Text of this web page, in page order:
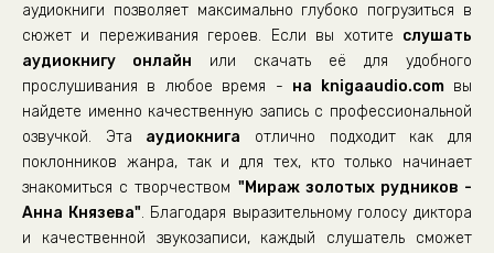
Дорога на север
Подставной
Это они
Плохой человек
Вопрос здоровья и безопасности
За ширмой
аудиокниги позволяет максимально глубоко погрузиться в
сюжет и переживания героев. Если вы хотите слушать
аудиокнигу онлайн или скачать её для удобного
прослушивания в любое время - на knigaaudio.comвы
найдете именно качественную запись с профессиональной
озвучкой. Эта аудиокнига отлично подходит как для
поклонников жанра, так и для тех, кто только начинает
знакомиться с творчеством "Мираж золотых рудников -
Анна Князева". Благодаря выразительному голосу диктора
и качественной звукозаписи, каждый слушатель сможет